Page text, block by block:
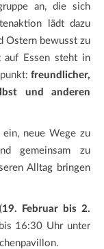
an, die sich
lädt dazu
Ostern bewusst zu
auf Essen steht in
freundlicher,
und anderen
ein, neue Wege zu
gemeinsam zu
Alltag bringen
19. Februar bis 2.
16:30 Uhr unter